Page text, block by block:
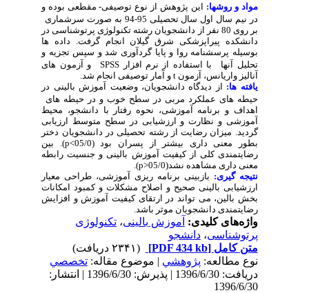
مواد و روشها: این پژوهش از نوع توصیفی- مقطعی بوده و
در نیم سال اول سال تحصیلی 95-94 به صورت سرشماری
بر روی 80 نفر از دانشجویان رشته تکنولوژی پرتوشناسی در
دانشکده پیراپزشکی شرق گیلان انجام گرفت. داده ها
بوسیله پرسشنامه روا و پایا گردآوری شد و سپس تجزیه و
تحلیل آنها
با استفاده از نرم افزارSPSS
و آزمون های
آنالیز واریانس، آزمونtو آمار توصیفی انجام شد.
یافته ها:از دیدگاه دانشجویان، وضعیت آموزش بالینی در
حیطه های عملکرد مربی در سطح خوب و در حیطه های
اهداف و برنامه آموزشی، نحوه رفتار با دانشجو، محیط
آموزشی و نظارت و ارزشیابی در سطح متوسط ارزیابی
گردید. میزان رضایت از رشته تحصیلی در دانشجویان دختر
بطور معنی داری بیشتر از پسران بود (05/0
p<). بین
رضایتمندی کلی از کیفیت آموزش بالینی و جنسیت رابطه
معنی داری مشاهده نشد(05/0
p>
).
نتیجه گیری:بازبینی برنامه ریزی آموزشی، طراحی معیار
ارزشیابی بالینی صحیح و اصلاح مشکلات و کمبود امکانات
بخش بالین، می تواند در ارتقای کیفیت آموزش و افزایش
رضایتمندی دانشجویان موثر باشد.
واژه‌های کلیدی:آموزش بالینی،تکنولوژی
پرتوشناسی،دانشجو
متن کامل[PDF 434 kb]
نوع مطالعه:پژوهشي| موضوع مقاله:تخصصي
دریافت: 1396/6/30 | پذیرش: 1396/6/30 | انتشار:
1396/6/30